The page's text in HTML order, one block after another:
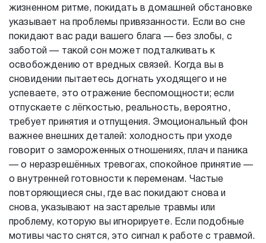
жизненном ритме, покидать в домашней обстановке
указывает на проблемы привязанности. Если во сне
покидают вас ради вашего блага — без злобы, с
заботой — такой сон может подталкивать к
освобождению от вредных связей. Когда вы в
сновидении пытаетесь догнать уходящего и не
успеваете, это отражение беспомощности; если
отпускаете с лёгкостью, реальность, вероятно,
требует принятия и отпущения. Эмоциональный фон
важнее внешних деталей: холодность при уходе
говорит о замороженных отношениях, плач и паника
— о неразрешённых тревогах, спокойное принятие —
о внутренней готовности к переменам. Частые
повторяющиеся сны, где вас покидают снова и
снова, указывают на застарелые травмы или
проблему, которую вы игнорируете. Если подобные
мотивы часто снятся, это сигнал к работе с травмой.